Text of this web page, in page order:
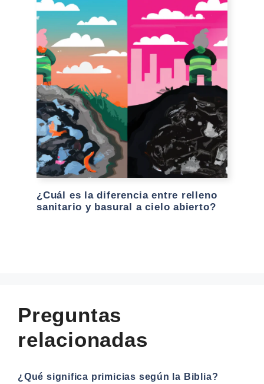
¿Cuál es la diferencia entre relleno
sanitario y basural a cielo abierto?
Preguntas
relacionadas
¿Qué significa primicias según la Biblia?